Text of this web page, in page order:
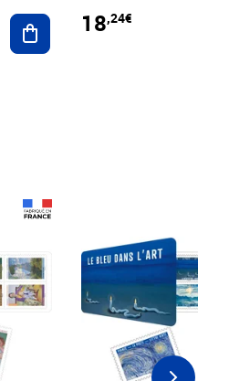
Ajouter au panier
18,24€